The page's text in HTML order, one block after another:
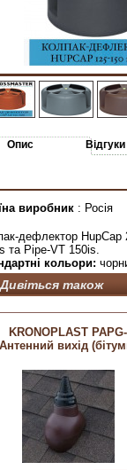
Опис Відгуки
виробник : Росія
дефлектор HupCap
та Pipe-VT 150is.
кольори:
також
KRONOPLAST
Антенний вихід